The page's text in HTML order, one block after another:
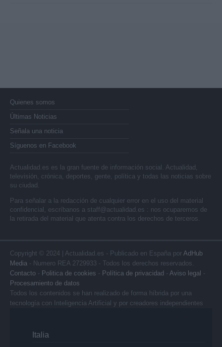
Quienes somos
Últimas Noticias
Señala una noticia
Síguenos en Facebook
Actualidad.es es la gran fuente de información social. Actualidad,
televisión, crónica, deportes, gente, política y todas las noticias sobre
su ciudad.
Para señalar a la redacción de cualquier error en el uso del material
confidencial, escríbanos a staff@actualidad.es : nos ocuparemos de
la retirada del material que atenta contra los derechos de terceros.
Copyright © 2024 | Actualidad.es - Publicado en España por AdHub
Media - Numero REA 2729933 - Todos los derechos reservados.
Contacto - Politica de cookies - Política de privacidad - Aviso legal -
Procesamiento de datos
Todos los contenidos se han realizado de forma híbrida por una
tecnología con Inteligencia Artificial y por creadores independientes
Italia